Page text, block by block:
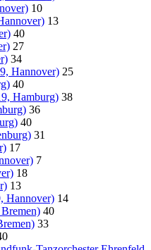
10
13
40
27
34
Hannover) 25
40
Hamburg) 38
36
40
31
17
7
18
13
Hannover) 14
40
33